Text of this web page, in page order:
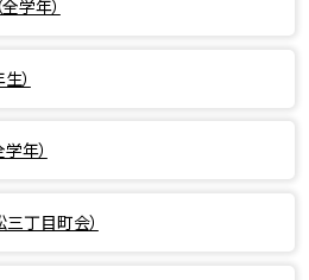
学年）
）
年）
三丁目町会）